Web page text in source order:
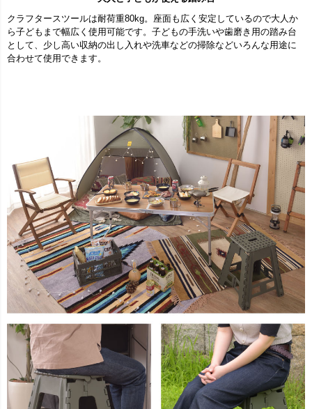
クラフタースツールは耐荷重80kg。座面も広く安定しているので大人か
ら子どもまで幅広く使用可能です。子どもの手洗いや歯磨き用の踏み台
として、少し高い収納の出し入れや洗車などの掃除などいろんな用途に
合わせて使用できます。